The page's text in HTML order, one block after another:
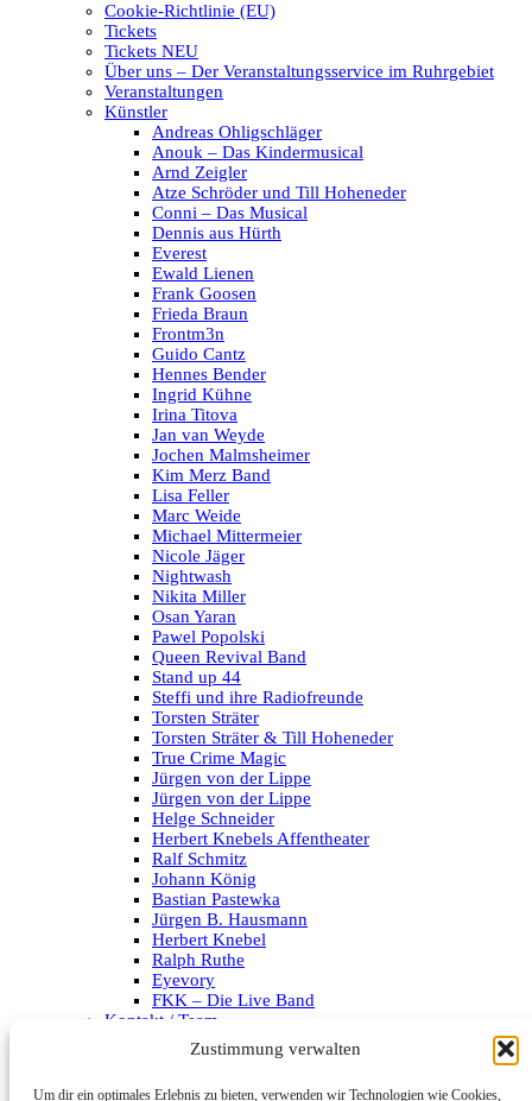
Zustimmung verwalten
Um dir ein optimales Erlebnis zu bieten, verwenden wir Technologien wie Cookies,
Cookie-Richtlinie (EU)
Tickets
Tickets NEU
Über uns – Der Veranstaltungsservice im Ruhrgebiet
Veranstaltungen
Künstler
Andreas Ohligschläger
Anouk – Das Kindermusical
Arnd Zeigler
Atze Schröder und Till Hoheneder
Conni – Das Musical
Dennis aus Hürth
Everest
Ewald Lienen
Frank Goosen
Frieda Braun
Frontm3n
Guido Cantz
Hennes Bender
Ingrid Kühne
Irina Titova
Jan van Weyde
Jochen Malmsheimer
Kim Merz Band
Lisa Feller
Marc Weide
Michael Mittermeier
Nicole Jäger
Nightwash
Nikita Miller
Osan Yaran
Pawel Popolski
Queen Revival Band
Stand up 44
Steffi und ihre Radiofreunde
Torsten Sträter
Torsten Sträter & Till Hoheneder
True Crime Magic
Jürgen von der Lippe
Jürgen von der Lippe
Helge Schneider
Herbert Knebels Affentheater
Ralf Schmitz
Johann König
Bastian Pastewka
Jürgen B. Hausmann
Herbert Knebel
Ralph Ruthe
Eyevory
FKK – Die Live Band
Kontakt / Team
Datenschutzerklärung